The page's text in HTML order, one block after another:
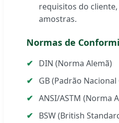
requisitos do
amostras.
Normas de
DIN (Norma Alemã)
GB (Padrão Nacional
ANSI/ASTM (Norma
BSW (British